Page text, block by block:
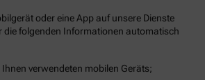
oder eine App auf unsere Dienste
die folgenden Informationen automatisch
Ihnen verwendeten mobilen Geräts;